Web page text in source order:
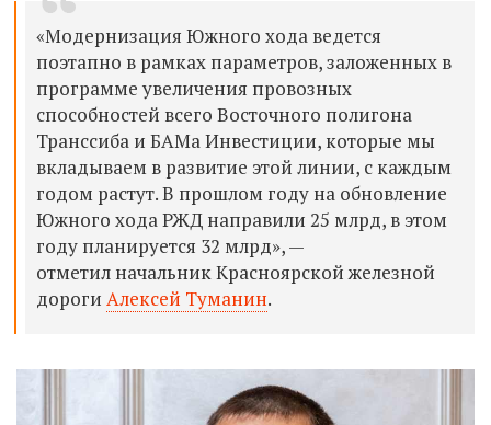
«Модернизация Южного хода ведется
поэтапно в рамках параметров, заложенных в
программе увеличения провозных
способностей всего Восточного полигона
Транссиба и БАМа Инвестиции, которые мы
вкладываем в развитие этой линии, с каждым
годом растут. В прошлом году на обновление
Южного хода РЖД направили 25 млрд, в этом
году планируется 32 млрд»,—
отметил начальник Красноярской железной
дороги Алексей Туманин.